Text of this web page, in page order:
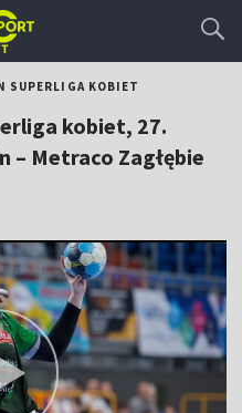
SUPERLIGA KOBIET
kobiet, 27.
– Metraco Zagłębie